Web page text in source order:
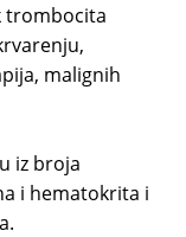
trombocita
malignih
iz broja
i hematokrita i